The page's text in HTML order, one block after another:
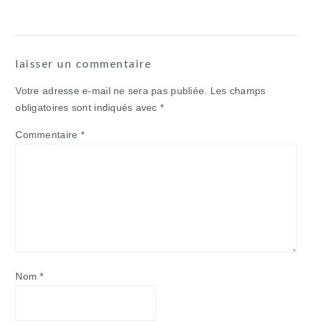
laisser un commentaire
Votre adresse e-mail ne sera pas publiée. Les champs
obligatoires sont indiqués avec*
Commentaire *
Nom*